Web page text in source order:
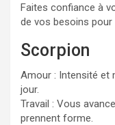
Faites confiance à
de vos besoins pour
Scorpion
Amour : Intensité et
jour.
Travail : Vous
prennent forme.